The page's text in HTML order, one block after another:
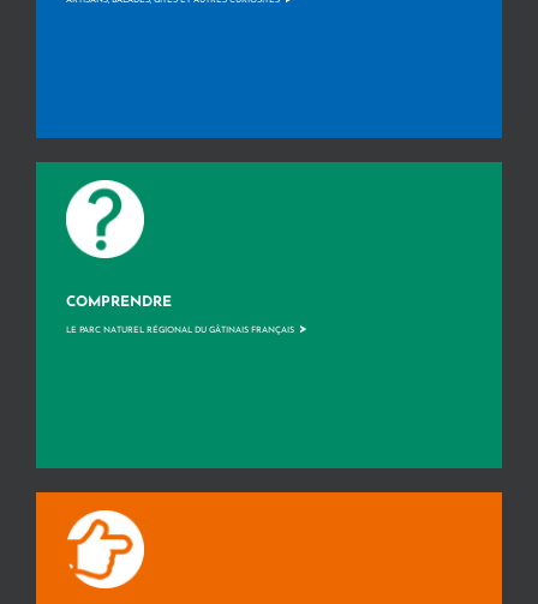
COMPRENDRE
LE PARC NATUREL RÉGIONAL DU GÂTINAIS FRANÇAIS >